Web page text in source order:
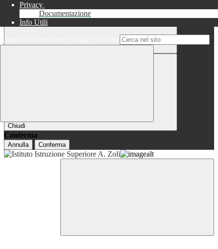
Chiudi
Conferma
Annulla Conferma
Privacy
Documentazione
Info Utili
Campo di ricerca per le pagine del sito